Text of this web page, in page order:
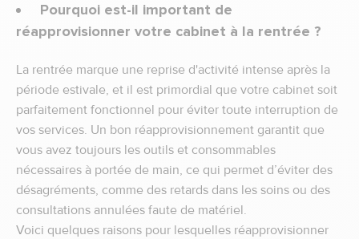
Pourquoi est-il important de
réapprovisionner votre cabinet à la rentrée ?
La rentrée marque une reprise d'activité intense après la
période estivale, et il est primordial que votre cabinet soit
parfaitement fonctionnel pour éviter toute interruption de
vos services. Un bon réapprovisionnement garantit que
vous avez toujours les outils et consommables
nécessaires à portée de main, ce qui permet d’éviter des
désagréments, comme des retards dans les soins ou des
consultations annulées faute de matériel.
Voici quelques raisons pour lesquelles réapprovisionner